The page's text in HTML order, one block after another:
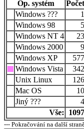
Op. systém
Počet
Windows ???
1
Windows 98
5
Windows NT 4
23
Windows 2000
9
Windows XP
577
Windows Vista
342
Unix Linux
126
Mac OS
10
Jiný ???
4
Vše:
1097
--- Pokračování na další